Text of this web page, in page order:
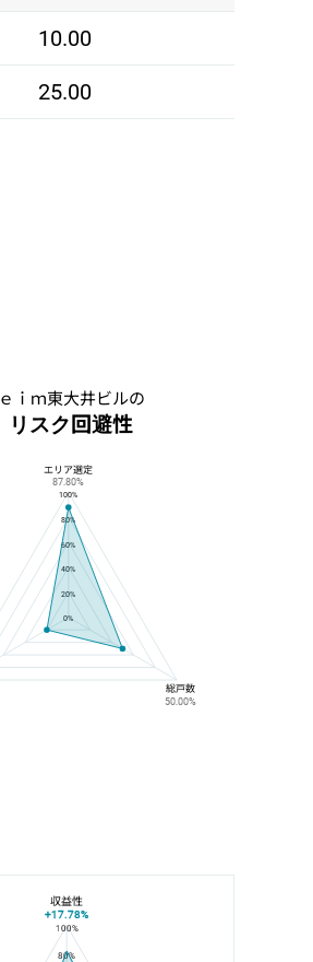
10.00
25.00
ｅｉｍ東大井ビルの
リスク回避性
ｅｉｍ東大井ビルのリスク回避性
100%
80%
60%
40%
20%
0%
エリア選定
87.80%
総戸数
50.00%
ｅｉｍ東大井ビルと品川区の平均値の総合評価の比較
100%
80%
収益性
+17.78%